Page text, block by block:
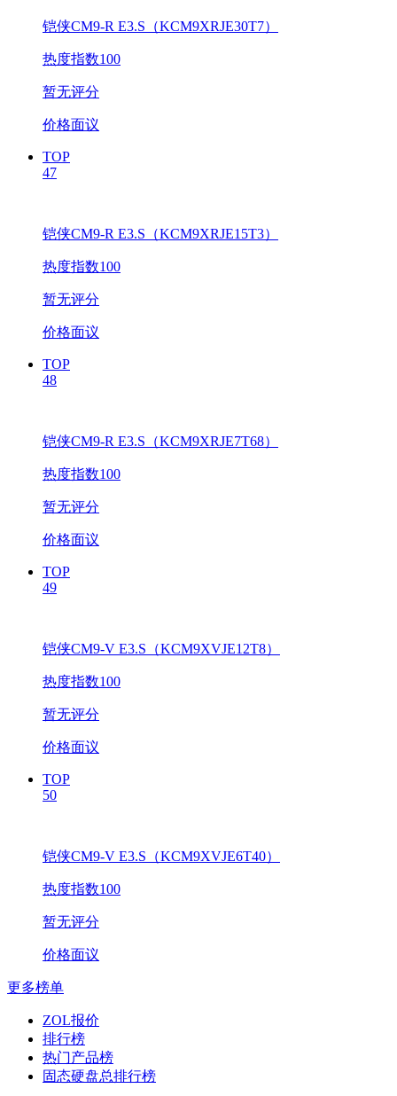
铠侠CM9-R E3.S（KCM9XRJE30T7）
热度指数100
暂无评分
价格面议
TOP
47
铠侠CM9-R E3.S（KCM9XRJE15T3）
热度指数100
暂无评分
价格面议
TOP
48
铠侠CM9-R E3.S（KCM9XRJE7T68）
热度指数100
暂无评分
价格面议
TOP
49
铠侠CM9-V E3.S（KCM9XVJE12T8）
热度指数100
暂无评分
价格面议
TOP
50
铠侠CM9-V E3.S（KCM9XVJE6T40）
热度指数100
暂无评分
价格面议
更多榜单
ZOL报价
排行榜
热门产品榜
固态硬盘总排行榜